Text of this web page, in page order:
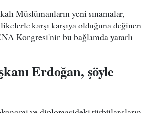
Müslümanların yeni sınamalar,
karşı karşıya olduğuna değinen
Kongresi'nin bu bağlamda yararlı
Erdoğan, şöyle